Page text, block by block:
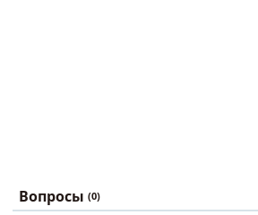
Вопросы (0)